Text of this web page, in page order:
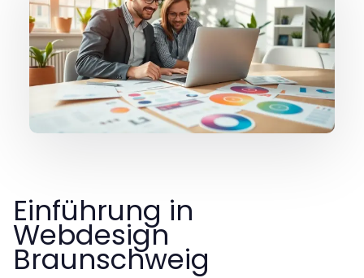
Einführung in
Webdesign
Braunschweig